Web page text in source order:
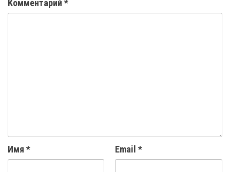
Комментарий *
Имя * Email *